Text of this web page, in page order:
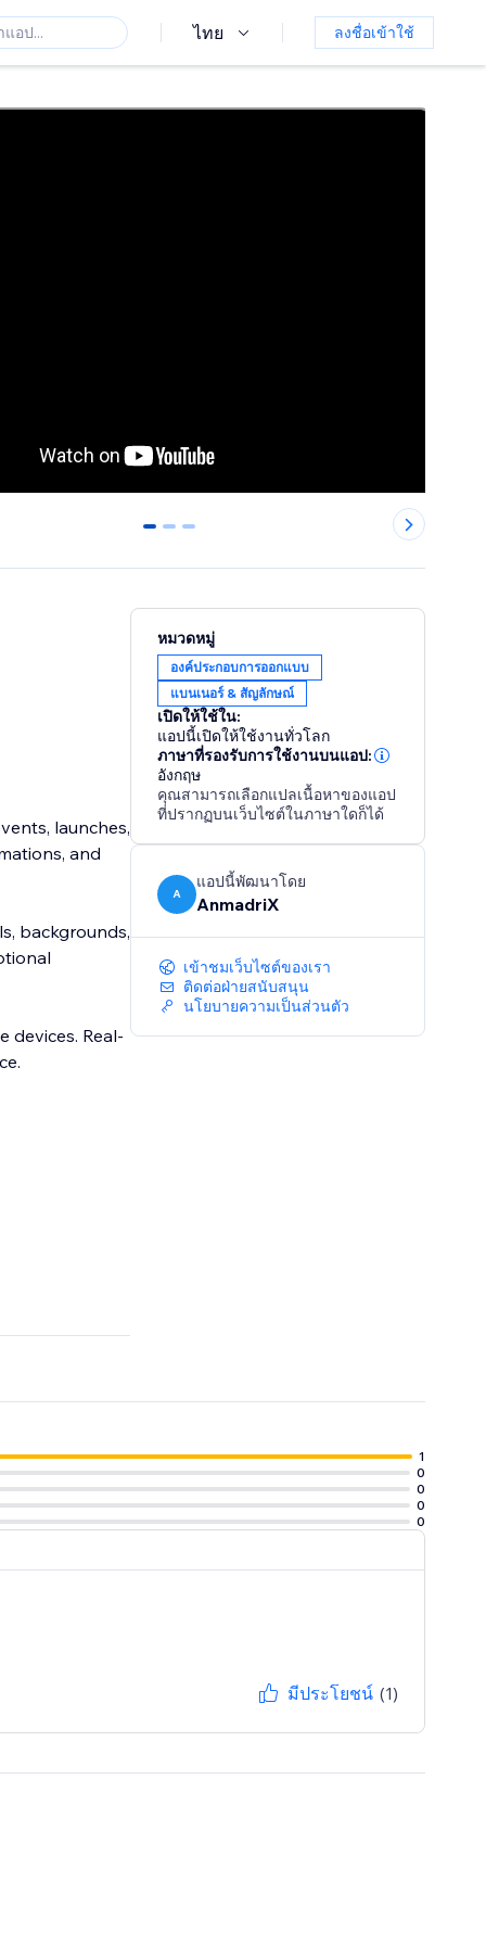
ไทย ลงชื่อเข้าใช้
0 1 2
launches,
and
backgrounds,
devices. Real-
หมวดหมู่
องค์ประกอบการออกแบบ
แบนเนอร์ & สัญลักษณ์
เปิดให้ใช้ใน:
แอปนี้เปิดให้ใช้งานทั่วโลก
ภาษาที่รองรับการใช้งานบนแอป:
อังกฤษ
คุณสามารถเลือกแปลเนื้อหาของแอป
ที่ปรากฏบนเว็บไซต์ในภาษาใดก็ได้
A
แอปนี้พัฒนาโดย
AnmadriX
เข้าชมเว็บไซต์ของเรา
ติดต่อฝ่ายสนับสนุน
นโยบายความเป็นส่วนตัว
1
0
0
0
0
มีประโยชน์ (1)